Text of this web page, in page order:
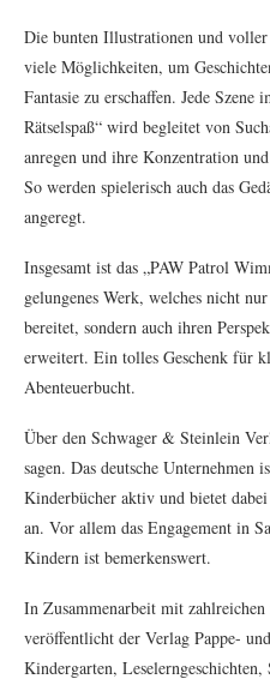
Die bunten Illustrationen und voller
viele Möglichkeiten, um
Fantasie zu erschaffen. Jede
Rätselspaß“ wird begleitet von
anregen und ihre Konzentration
So werden spielerisch auch das
angeregt.
Insgesamt ist das „PAW Patrol
gelungenes Werk, welches nicht
bereitet, sondern auch ihren
erweitert. Ein tolles Geschenk für
Abenteuerbucht.
Über den Schwager & Steinlein
sagen. Das deutsche Unternehmen
Kinderbücher aktiv und bietet
an. Vor allem das Engagement in
Kindern ist bemerkenswert.
In Zusammenarbeit mit
veröffentlicht der Verlag Pappe-
Kindergarten,